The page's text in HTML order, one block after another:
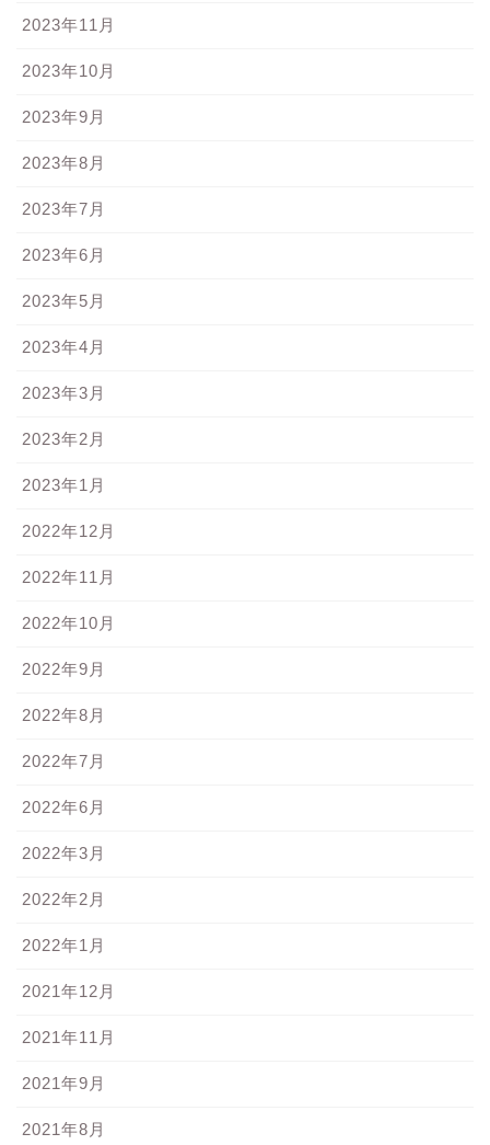
2023年11月
2023年10月
2023年9月
2023年8月
2023年7月
2023年6月
2023年5月
2023年4月
2023年3月
2023年2月
2023年1月
2022年12月
2022年11月
2022年10月
2022年9月
2022年8月
2022年7月
2022年6月
2022年3月
2022年2月
2022年1月
2021年12月
2021年11月
2021年9月
2021年8月